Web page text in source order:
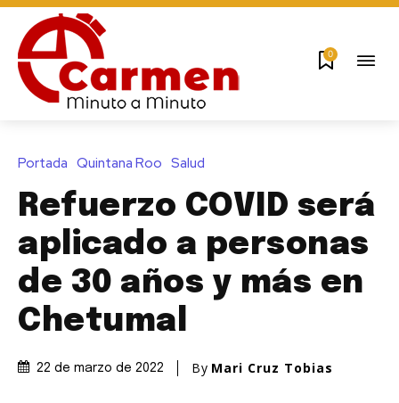
0
Portada Quintana Roo Salud
Refuerzo COVID será
aplicado a personas
de 30 años y más en
Chetumal
22 de marzo de 2022 By Mari Cruz Tobias